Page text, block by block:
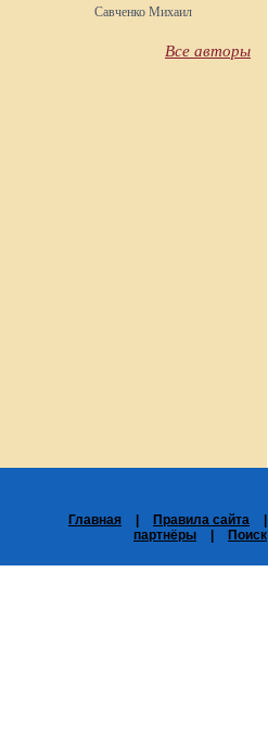
Савченко Михаил
Все авторы
Главная Правила сайта
партнёры
Поиск